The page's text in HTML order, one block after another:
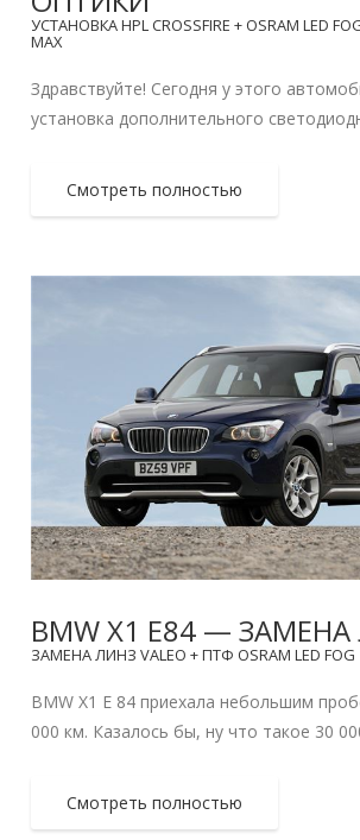
УСТАНОВКА HPL CROSSFIRE + OSRAM LED
MAX
Здравствуйте! Сегодня у этого
установка дополнительного
Смотреть полностью
BMW X1 E84 —
ЗАМЕНА ЛИНЗ VALEO + ПТФ OSRAM LED FOG
BMW X1 E 84 приехала небольшим
000 км. Казалось бы, ну что такое 30
Смотреть полностью